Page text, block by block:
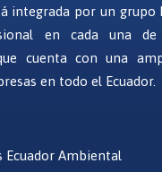
integrada por un grupo
en cada una
cuenta con una
en todo el Ecuador.
Ecuador Ambiental